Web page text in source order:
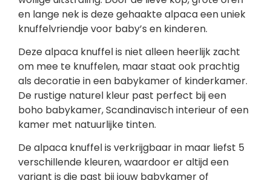
en lange nek is deze gehaakte alpaca een uniek
knuffelvriendje voor baby’s en kinderen.
Deze alpaca knuffel is niet alleen heerlijk zacht
om mee te knuffelen, maar staat ook prachtig
als decoratie in een babykamer of kinderkamer.
De rustige naturel kleur past perfect bij een
boho babykamer, Scandinavisch interieur of een
kamer met natuurlijke tinten.
De alpaca knuffel is verkrijgbaar in maar liefst 5
verschillende kleuren, waardoor er altijd een
variant is die past bij jouw babykamer of